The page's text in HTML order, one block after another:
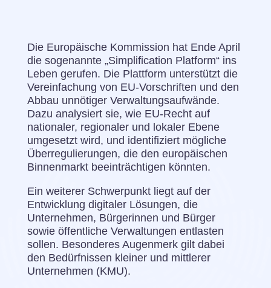
Die Europäische Kommission hat Ende April
die sogenannte „Simplification Platform“ ins
Leben gerufen. Die Plattform unterstützt die
Vereinfachung von EU-Vorschriften und den
Abbau unnötiger Verwaltungsaufwände.
Dazu analysiert sie, wie EU-Recht auf
nationaler, regionaler und lokaler Ebene
umgesetzt wird, und identifiziert mögliche
Überregulierungen, die den europäischen
Binnenmarkt beeinträchtigen könnten.
Ein weiterer Schwerpunkt liegt auf der
Entwicklung digitaler Lösungen, die
Unternehmen, Bürgerinnen und Bürger
sowie öffentliche Verwaltungen entlasten
sollen. Besonderes Augenmerk gilt dabei
den Bedürfnissen kleiner und mittlerer
Unternehmen (KMU).